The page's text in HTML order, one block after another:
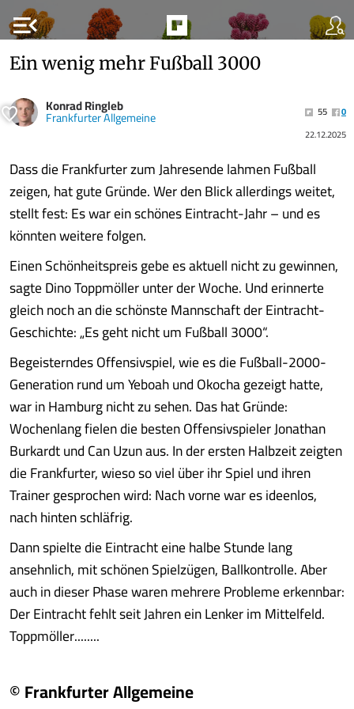
menu_open
Ein wenig mehr Fußball 3000
Konrad Ringleb
Frankfurter Allgemeine 55
0
22.12.2025
Dass die Frankfurter zum Jahresende lahmen Fußball
zeigen, hat gute Gründe. Wer den Blick allerdings weitet,
stellt fest: Es war ein schönes Eintracht-Jahr – und es
könnten weitere folgen.
Einen Schönheitspreis gebe es aktuell nicht zu gewinnen,
sagte Dino Toppmöller unter der Woche. Und erinnerte
gleich noch an die schönste Mannschaft der Eintracht-
Geschichte: „Es geht nicht um Fußball 3000“.
Begeisterndes Offensivspiel, wie es die Fußball-2000-
Generation rund um Yeboah und Okocha gezeigt hatte,
war in Hamburg nicht zu sehen. Das hat Gründe:
Wochenlang fielen die besten Offensivspieler Jonathan
Burkardt und Can Uzun aus. In der ersten Halbzeit zeigten
die Frankfurter, wieso so viel über ihr Spiel und ihren
Trainer gesprochen wird: Nach vorne war es ideenlos,
nach hinten schläfrig.
Dann spielte die Eintracht eine halbe Stunde lang
ansehnlich, mit schönen Spielzügen, Ballkontrolle. Aber
auch in dieser Phase waren mehrere Probleme erkennbar:
Der Eintracht fehlt seit Jahren ein Lenker im Mittelfeld.
Toppmöller........
© Frankfurter Allgemeine